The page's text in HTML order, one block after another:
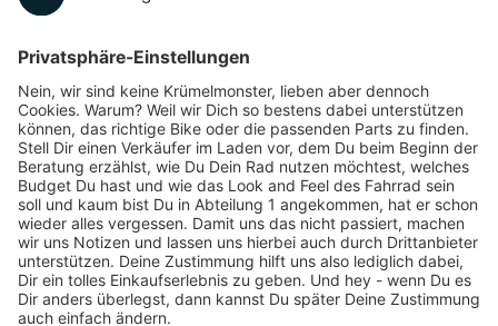
Beliebte Fahrrad-Kategorien
Marken-Highlights
TOP-Marken
ZAHLUNGSARTEN / RATENKAUF